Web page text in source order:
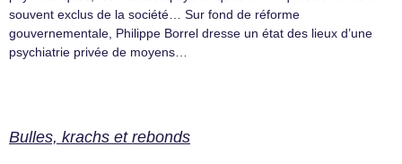
souvent exclus de la société… Sur fond de réforme
gouvernementale, Philippe Borrel dresse un état des lieux d’une
psychiatrie privée de moyens…
Bulles, krachs et rebonds